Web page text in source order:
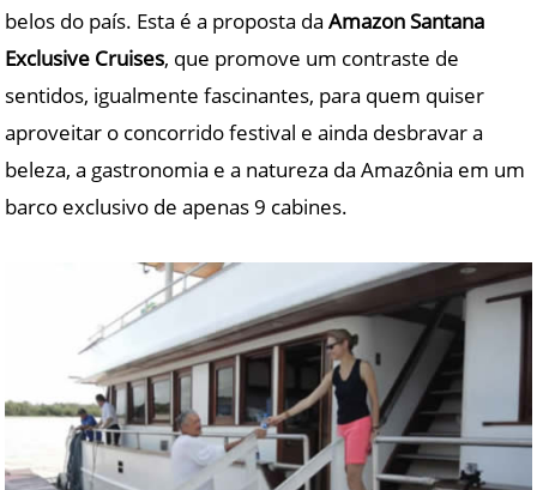
belos do país. Esta é a proposta daAmazon Santana
Exclusive Cruises, que promove um contraste de
sentidos, igualmente fascinantes, para quem quiser
aproveitar o concorrido festival e ainda desbravar a
beleza, a gastronomia e a natureza da Amazônia em um
barco exclusivo de apenas 9 cabines.